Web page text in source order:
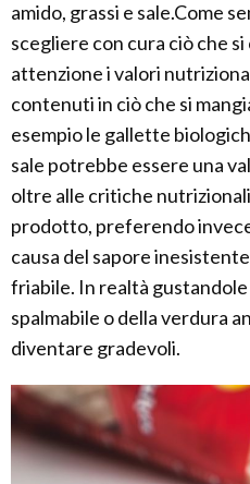
amido, grassi e sale.Come
scegliere con cura ciò che
attenzione i valori
contenuti in ciò che si
esempio le gallette
sale potrebbe essere una
oltre alle critiche
prodotto, preferendo
causa del sapore
friabile. In realtà
spalmabile o della verdura
diventare gradevoli.